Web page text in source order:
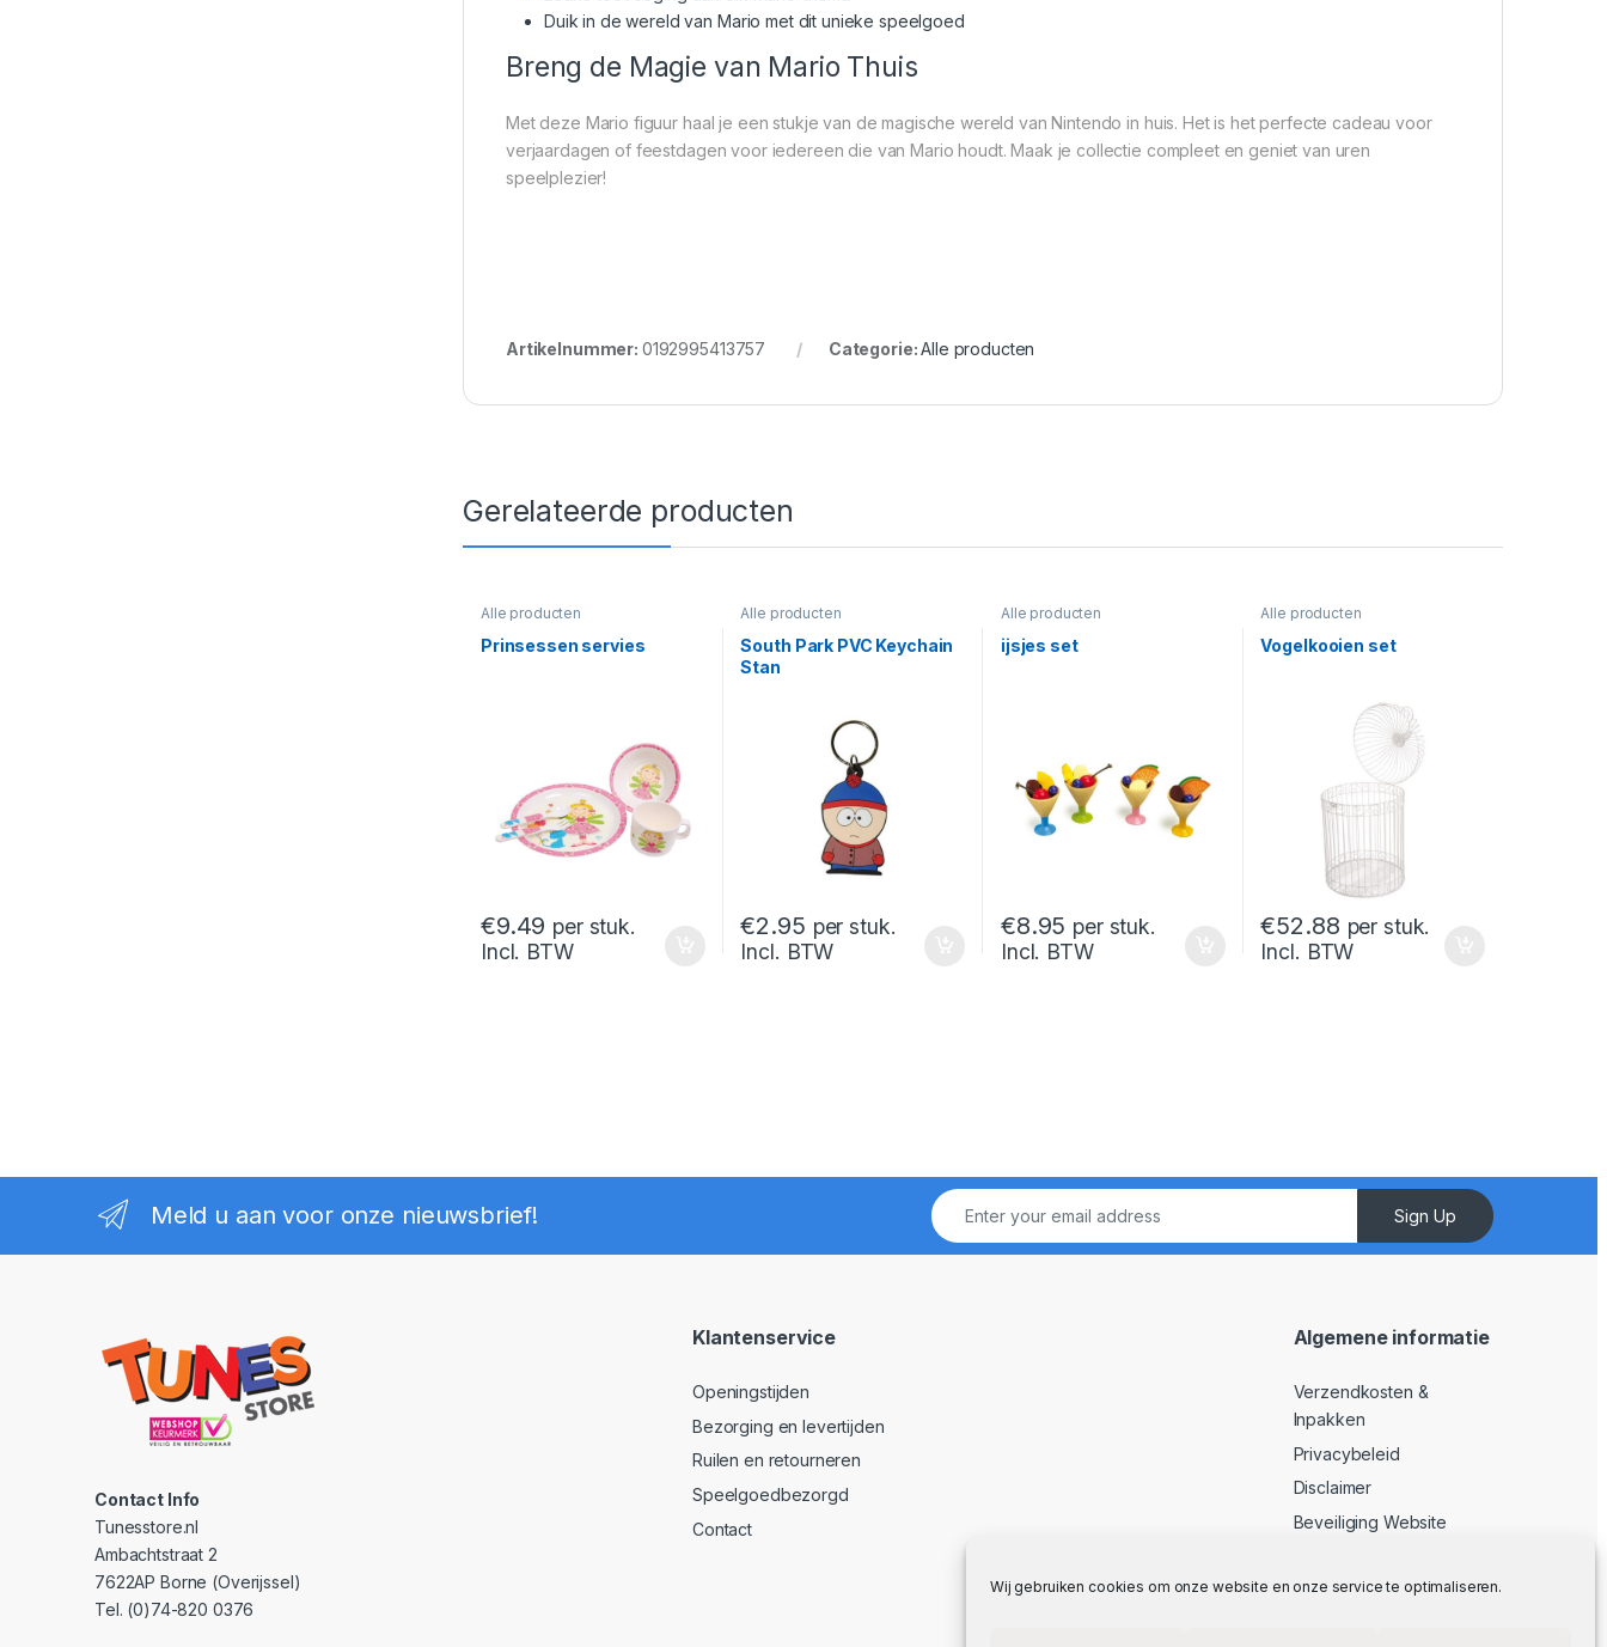
Wij gebruiken cookies om onze website en onze service te optimaliseren.
Duik in de wereld van Mario met dit unieke speelgoed
Breng de Magie van Mario Thuis
Met deze Mario figuur haal je een stukje van de magische wereld van Nintendo in huis. Het is het perfecte cadeau voor
verjaardagen of feestdagen voor iedereen die van Mario houdt. Maak je collectie compleet en geniet van uren
speelplezier!
Artikelnummer: 0192995413757 Categorie:Alle producten
Gerelateerde producten
Alle producten
Prinsessen servies
€9.49 per stuk.
Incl. BTW
Alle producten
South Park PVC Keychain
Stan
€2.95 per stuk.
Incl. BTW
Alle producten
ijsjes set
€8.95 per stuk.
Incl. BTW
Alle producten
Vogelkooien set
€52.88 per stuk.
Incl. BTW
Meld u aan voor onze nieuwsbrief! Sign Up
Contact Info
Tunesstore.nl
Ambachtstraat 2
7622AP Borne (Overijssel)
Tel. (0)74-820 0376
Klantenservice
Openingstijden
Bezorging en levertijden
Ruilen en retourneren
Speelgoedbezorgd
Contact
Algemene informatie
Verzendkosten &
Inpakken
Privacybeleid
Disclaimer
Beveiliging Website